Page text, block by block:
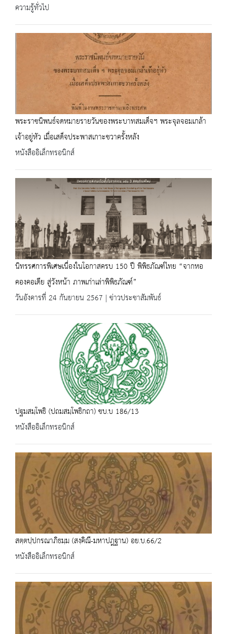
ความรู้ทั่วไป
พระราชนิพนธ์จดหมายรายวันของพระบาทสมเด็จฯ พระจุลจอมเกล้า
เจ้าอยู่หัว เมื่อเสด็จประพาสเกาะชวาครั้งหลัง
หนังสืออิเล็กทรอนิกส์
นิทรรศการพิเศษเนื่องในโอกาสครบ 150 ปี พิพิธภัณฑ์ไทย “จากหอ
คองคอเดีย สู่วังหน้า ภาพเก่าเล่าพิพิธภัณฑ์”
วันอังคารที่ 24 กันยายน 2567 | ข่าวประชาสัมพันธ์
ปฐมสมฺโพธิ (ปถมสมฺโพธิกถา) ชบ.บ 186/13
หนังสืออิเล็กทรอนิกส์
สตฺตปฺปกรณาภิธมฺม (สงฺคิณี-มหาปฎฐาน) อย.บ.66/2
หนังสืออิเล็กทรอนิกส์